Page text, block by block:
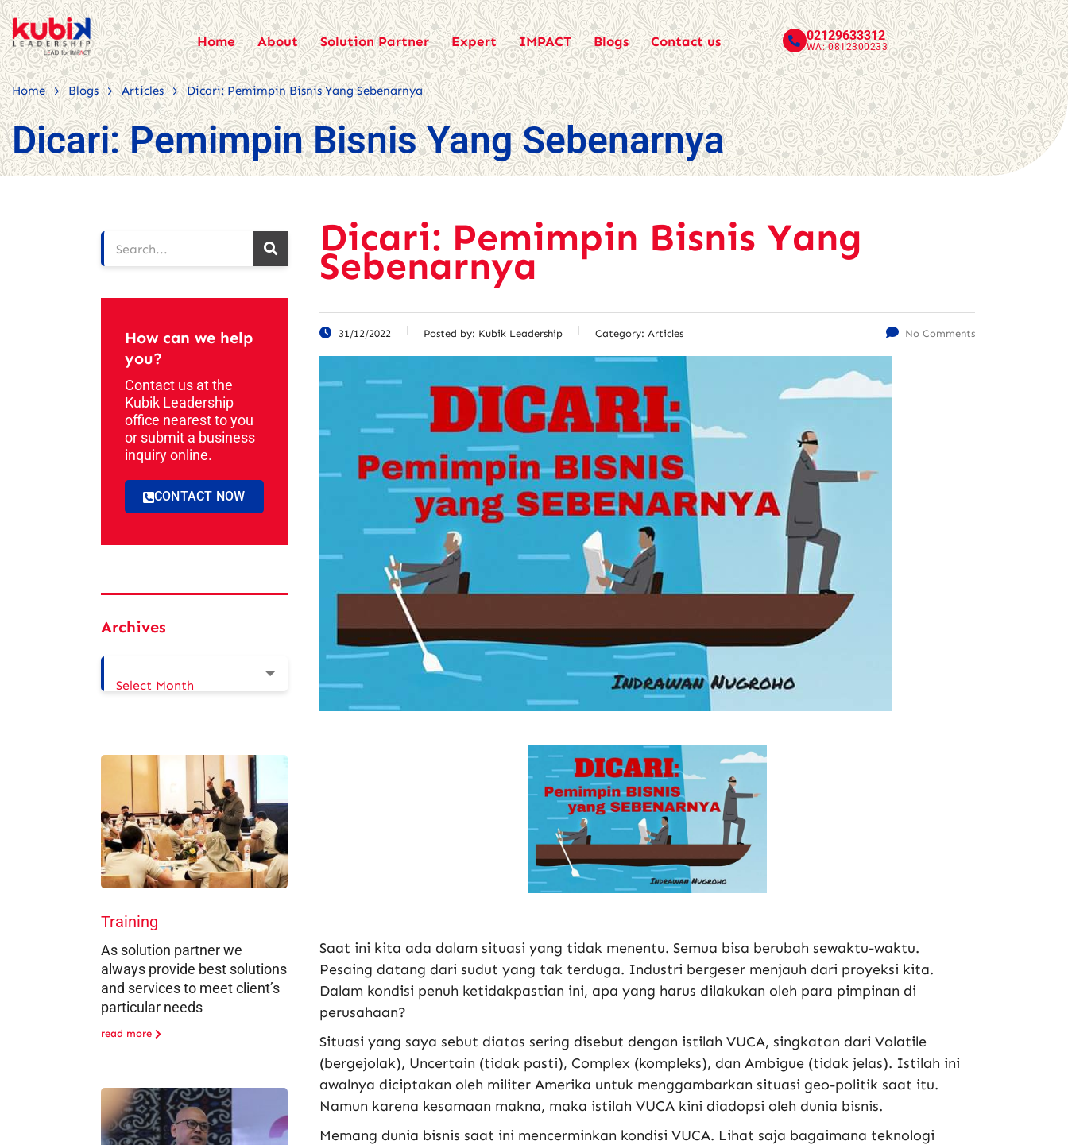
Home About Solution Partner Expert IMPACT Blogs Contact us 02129633312
WA: 0812300233
Home > Blogs > Articles > Dicari: Pemimpin Bisnis Yang Sebenarnya
Dicari: Pemimpin Bisnis Yang Sebenarnya
Dicari: Pemimpin Bisnis Yang
Sebenarnya
31/12/2022 Posted by: Kubik Leadership Category: Articles No Comments
Saat ini kita ada dalam situasi yang tidak menentu. Semua bisa berubah sewaktu-waktu.
Pesaing datang dari sudut yang tak terduga. Industri bergeser menjauh dari proyeksi kita.
Dalam kondisi penuh ketidakpastian ini, apa yang harus dilakukan oleh para pimpinan di
perusahaan?
Situasi yang saya sebut diatas sering disebut dengan istilah VUCA, singkatan dari Volatile
(bergejolak), Uncertain (tidak pasti), Complex (kompleks), dan Ambigue (tidak jelas). Istilah ini
awalnya diciptakan oleh militer Amerika untuk menggambarkan situasi geo-politik saat itu.
Namun karena kesamaan makna, maka istilah VUCA kini diadopsi oleh dunia bisnis.
Memang dunia bisnis saat ini mencerminkan kondisi VUCA. Lihat saja bagaimana teknologi
How can we help
you?
Contact us at the
Kubik Leadership
office nearest to you
or submit a business
inquiry online.
CONTACT NOW
Archives
Select Month
Training
As solution partner we
always provide best solutions
and services to meet client’s
particular needs
read more